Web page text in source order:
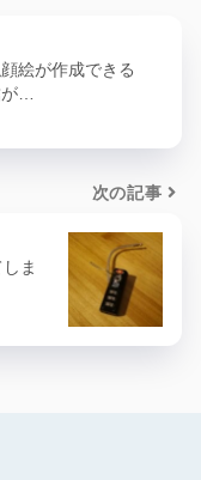
絵が作成できる
が…
次の記事
ま